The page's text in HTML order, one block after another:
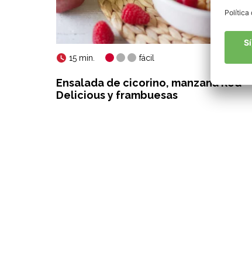
15 min. fácil
Ensalada de cicorino, manzana Red
Delicious y frambuesas